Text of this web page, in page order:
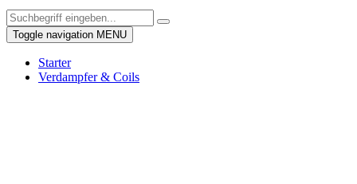
Toggle navigation MENU
Starter
Verdampfer & Coils